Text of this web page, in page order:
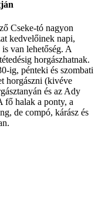
Cseke-tó nagyon
kedvelőinek napi,
van lehetőség. A
horgászhatnak.
ig, pénteki és szombati
horgászni (kivéve
és az Ady
fő halak a ponty, a
de compó, kárász és